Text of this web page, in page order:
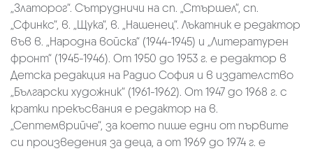
„Златорог“. Сътрудничи на сп. „Стършел“, сп.
„Сфинкс“, в. „Щука“, в. „Нашенец“. Лъкатник е редактор
във в. „Народна войска“ (1944-1945) и „Литературен
фронт“ (1945-1946). От 1950 до 1953 г. е редактор в
Детска редакция на Радио София и в издателство
„Български художник“ (1961-1962). От 1947 до 1968 г. с
кратки прекъсвания е редактор на в.
„Септемврийче“, за което пише едни от първите
си произведения за деца, а от 1969 до 1974 г. е